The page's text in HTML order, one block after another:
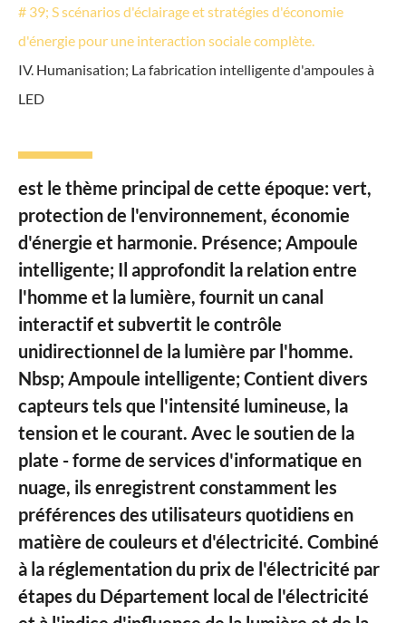
# 39; S scénarios d'éclairage et stratégies d'économie
d'énergie pour une interaction sociale complète.
IV. Humanisation; La fabrication intelligente d'ampoules à
LED
est le thème principal de cette époque: vert,
protection de l'environnement, économie
d'énergie et harmonie. Présence; Ampoule
intelligente; Il approfondit la relation entre
l'homme et la lumière, fournit un canal
interactif et subvertit le contrôle
unidirectionnel de la lumière par l'homme.
Nbsp; Ampoule intelligente; Contient divers
capteurs tels que l'intensité lumineuse, la
tension et le courant. Avec le soutien de la
plate - forme de services d'informatique en
nuage, ils enregistrent constamment les
préférences des utilisateurs quotidiens en
matière de couleurs et d'électricité. Combiné
à la réglementation du prix de l'électricité par
étapes du Département local de l'électricité